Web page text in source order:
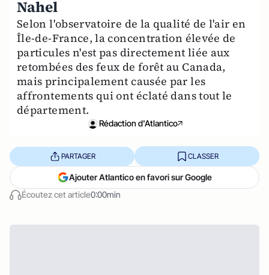
Nahel
Selon l'observatoire de la qualité de l'air en
Île-de-France, la concentration élevée de
particules n'est pas directement liée aux
retombées des feux de forêt au Canada,
mais principalement causée par les
affrontements qui ont éclaté dans tout le
département.
Rédaction d'Atlantico
Écoutez cet article0:00min
PARTAGER CLASSER
Ajouter Atlantico en favori sur Google